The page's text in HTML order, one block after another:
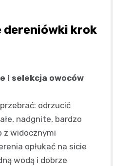
krok
i selekcja owoców
odrzucić
nadgnite, bardzo
z widocznymi
opłukać na sicie
wodą i dobrze